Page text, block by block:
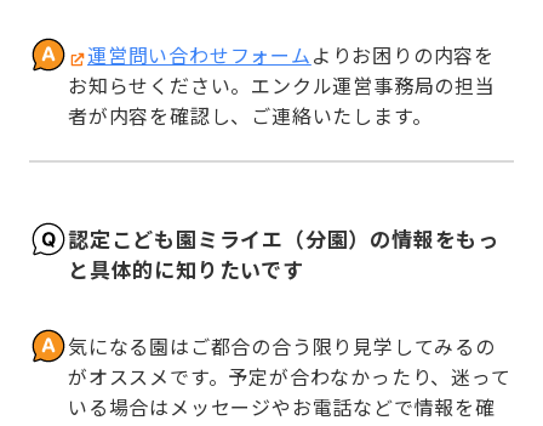
運営問い合わせフォームよりお困りの内容を
お知らせください。エンクル運営事務局の担当
者が内容を確認し、ご連絡いたします。
認定こども園ミライエ（分園）の情報をもっ
と具体的に知りたいです
気になる園はご都合の合う限り見学してみるの
がオススメです。予定が合わなかったり、迷って
いる場合はメッセージやお電話などで情報を確